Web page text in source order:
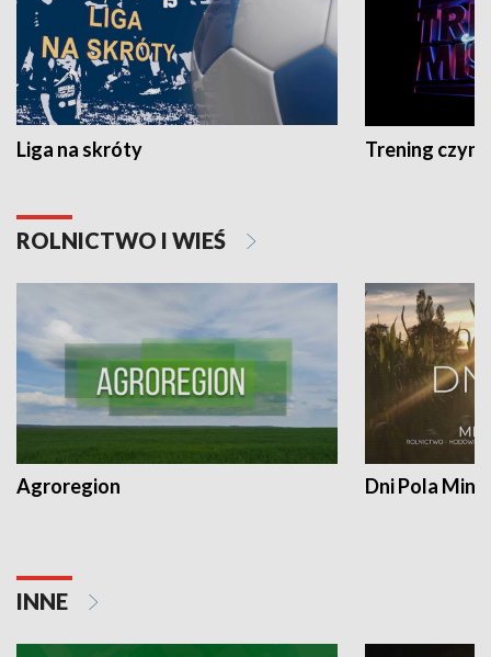
Liga na skróty Trening czyni
ROLNICTWO I WIEŚ
Agroregion Dni Pola
INNE